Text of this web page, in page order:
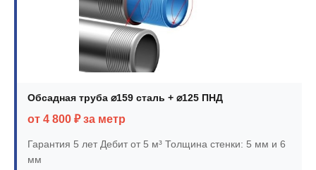
Обсадная труба ⌀159 сталь + ⌀125 ПНД
от 4 800 ₽ за метр
Гарантия 5 летДебит от 5 м³ Толщина стенки: 5 мм и 6
мм